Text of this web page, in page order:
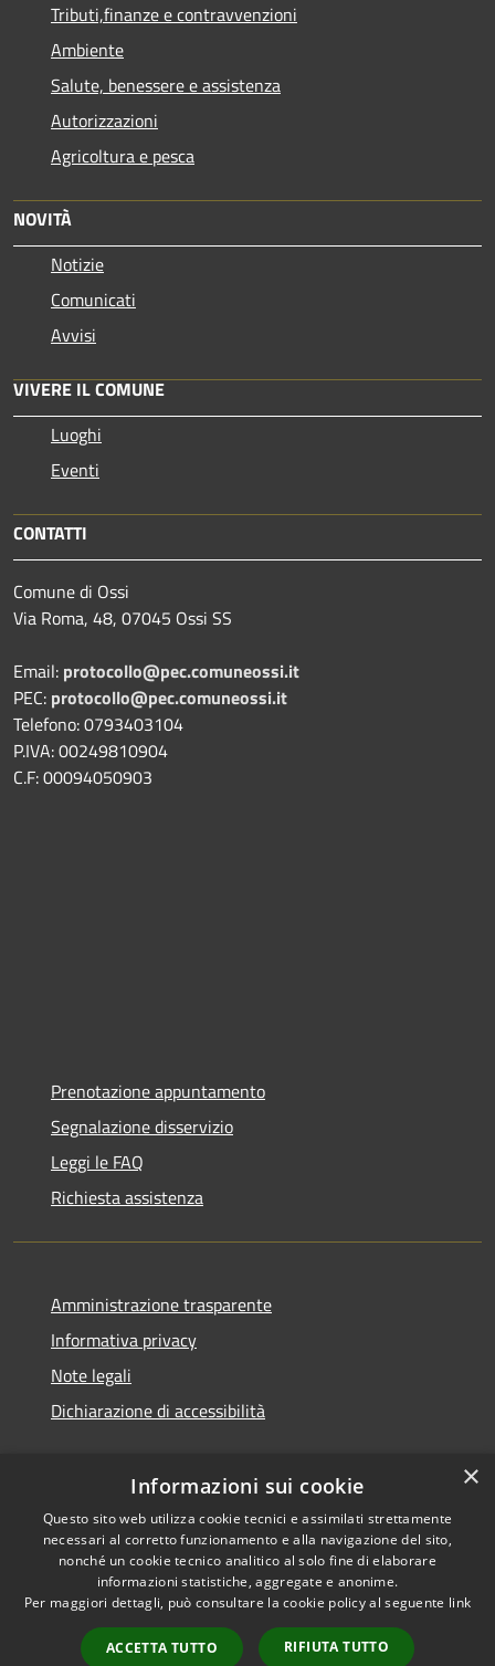
Tributi,finanze e contravvenzioni
Ambiente
Salute, benessere e assistenza
Autorizzazioni
Agricoltura e pesca
NOVITÀ
Notizie
Comunicati
Avvisi
VIVERE IL COMUNE
Luoghi
Eventi
CONTATTI
Comune di Ossi
Via Roma, 48, 07045 Ossi SS
Email: protocollo@pec.comuneossi.it
PEC: protocollo@pec.comuneossi.it
Telefono: 0793403104
P.IVA: 00249810904
C.F: 00094050903
Prenotazione appuntamento
Segnalazione disservizio
Leggi le FAQ
Richiesta assistenza
Amministrazione trasparente
Informativa privacy
Note legali
Dichiarazione di accessibilità
RSS
Accessibilità
Copyright © 2026 • Comune di
Municipium•
Accesso
×
Informazioni sui cookie
Questo sito web utilizza cookie tecnici e assimilati strettamente
necessari al corretto funzionamento e alla navigazione del sito,
nonché un cookie tecnico analitico al solo fine di elaborare
informazioni statistiche, aggregate e anonime.
Per maggiori dettagli, può consultare la cookie policy al seguente link
ACCETTA TUTTO RIFIUTA TUTTO